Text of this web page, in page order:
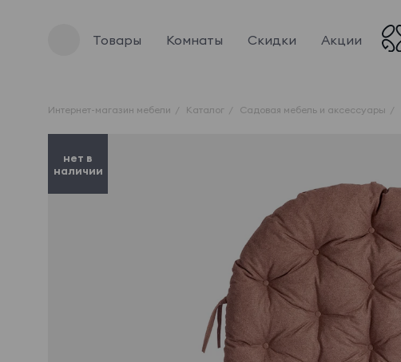
Товары Комнаты Скидки Акции
Интернет-магазин мебели Каталог Садовая мебель и аксессуары
нет в
наличии